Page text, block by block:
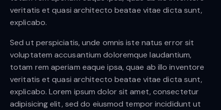
veritatis et quasi architecto beatae vitae dicta sunt,
explicabo.
Sed ut perspiciatis, unde omnis iste natus error sit
voluptatem accusantium doloremque laudantium,
totam rem aperiam eaque ipsa, quae ab illo inventore
veritatis et quasi architecto beatae vitae dicta sunt,
explicabo. Lorem ipsum dolor sit amet, consectetur
adipisicing elit, sed do eiusmod tempor incididunt ut